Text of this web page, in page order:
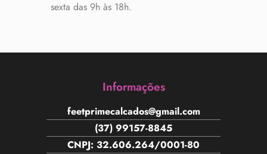
sexta das 9h às 18h.
Informações
feetprimecalcados@gmail.com
(37) 99157-8845
CNPJ: 32.606.264/0001-80